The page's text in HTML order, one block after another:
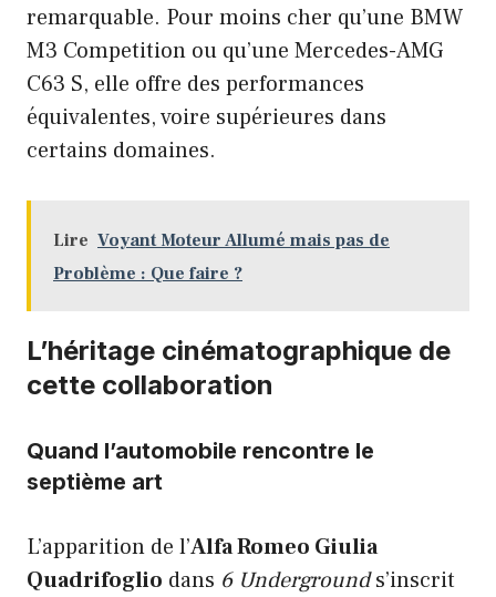
remarquable. Pour moins cher qu’une BMW
M3 Competition ou qu’une Mercedes-AMG
C63 S, elle offre des performances
équivalentes, voire supérieures dans
certains domaines.
Lire Voyant Moteur Allumé mais pas de
Problème : Que faire ?
L’héritage cinématographique de
cette collaboration
Quand l’automobile rencontre le
septième art
L’apparition de l’Alfa Romeo Giulia
Quadrifoglio dans 6 Undergrounds’inscrit